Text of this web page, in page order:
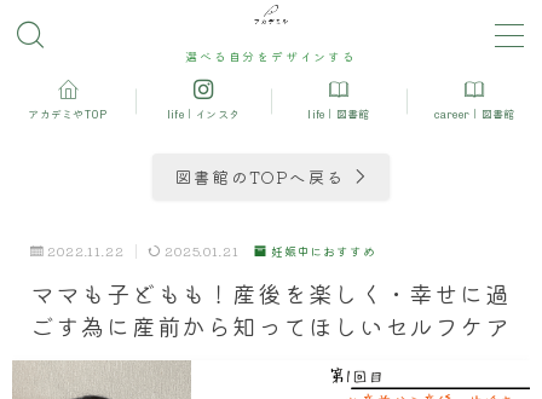
選べる自分をデザインする
MENU
産後におすすめ
モンテッソーリ
アカデミやTOP life｜インスタ life｜図書館 career｜図書館
図書館のTOPへ戻る
2022.11.22 2025.01.21 妊娠中におすすめ
ママも子どもも！産後を楽しく・幸せに過
ごす為に産前から知ってほしいセルフケア